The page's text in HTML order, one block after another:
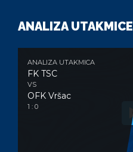
ANALIZA UTAKMICE
ANALIZA UTAKMICA
FK TSC
VS
OFK Vršac
1 : 0